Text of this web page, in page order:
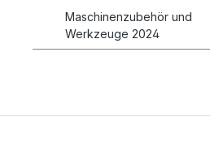
Maschinenzubehör und
Werkzeuge 2024